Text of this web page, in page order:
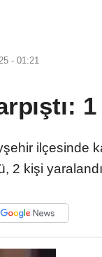
- 01:21
ilçesinde
2 kişi yaralandı